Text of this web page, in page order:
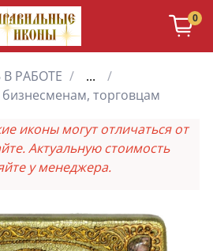
0
РАБОТЕ
...
торговцам
иконы могут отличаться от
Актуальную стоимость
у менеджера.